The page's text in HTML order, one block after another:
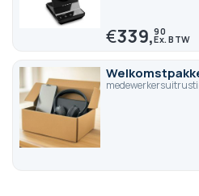
€339,90